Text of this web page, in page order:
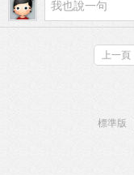
上一頁
標準版